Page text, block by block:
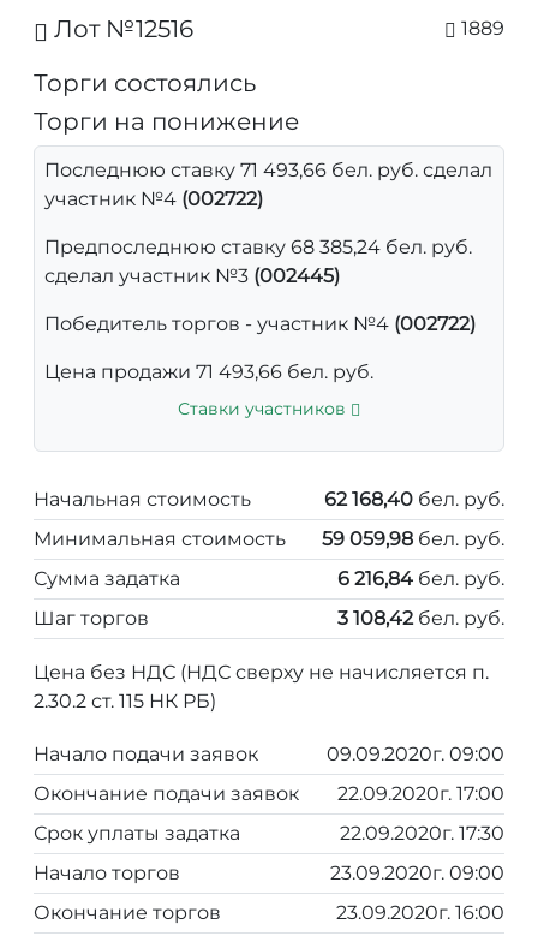
Лот №12516 1889
Торги состоялись
Торги на понижение
Последнюю ставку 71 493,66 бел. руб. сделал
участник №4 (002722)
Предпоследнюю ставку 68 385,24 бел. руб.
сделал участник №3 (002445)
Победитель торгов - участник №4 (002722)
Цена продажи 71 493,66 бел. руб.
Ставки участников
Начальная стоимость 62 168,40 бел. руб.
Минимальная стоимость
59 059,98 бел. руб.
Сумма задатка
6 216,84 бел. руб.
Шаг торгов
3 108,42 бел. руб.
Цена без НДС (НДС сверху не начисляется п.
2.30.2 ст. 115 НК РБ)
Начало подачи заявок
09.09.2020г. 09:00
Окончание подачи заявок
22.09.2020г. 17:00
Срок уплаты задатка
22.09.2020г. 17:30
Начало торгов
23.09.2020г. 09:00
Окончание торгов
23.09.2020г. 16:00